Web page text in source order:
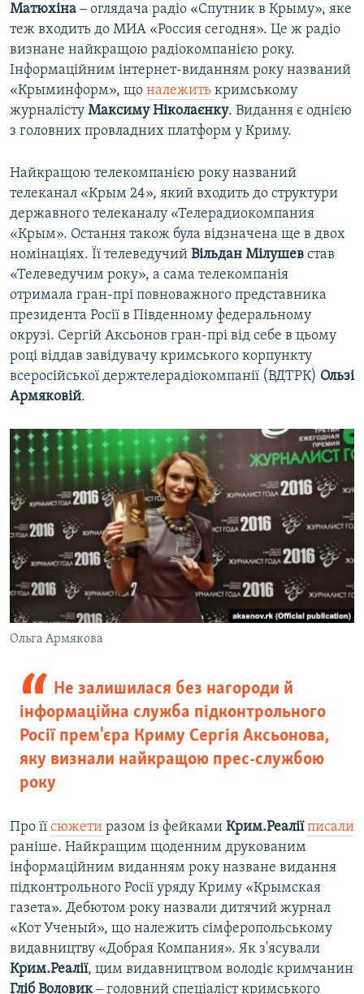
Матюхіна‒ оглядача радіо «Спутник в Крыму», яке
теж входить до МИА «Россия сегодня». Це ж радіо
визнане найкращою радіокомпанією року.
Інформаційним інтернет-виданням року названий
«Крыминформ», що належить кримському
журналісту Максиму Ніколаєнку. Видання є однією
з головних провладних платформ у Криму.
Найкращою телекомпанією року названий
телеканал «Крым 24», який входить до структури
державного телеканалу «Телерадиокомпания
«Крым». Остання також була відзначена ще в двох
номінаціях. Її телеведучий Вільдан Мілушев став
«Телеведучим року», а сама телекомпанія
отримала гран-прі повноважного представника
президента Росії в Південному федеральному
окрузі. Сергій Аксьонов гран-прі від себе в цьому
році віддав завідувачу кримського корпункту
всеросійської держтелерадіокомпанії (ВДТРК) Ользі
Армяковій.
Ольга Армякова
Не залишилася без нагороди й
інформаційна служба підконтрольного
Росії прем'єра Криму Сергія Аксьонова,
яку визнали найкращою прес-службою
року
Про її сюжети разом із фейками Крим.Реалії писали
раніше. Найкращим щоденним друкованим
інформаційним виданням року назване видання
підконтрольного Росії уряду Криму «Крымская
газета». Дебютом року назвали дитячий журнал
«Кот Ученый», що належить сімферопольському
видавництву «Добрая Компания». Як з'ясували
Крим.Реалії, цим видавництвом володіє кримчанин
Гліб Воловик‒ головний спеціаліст кримського